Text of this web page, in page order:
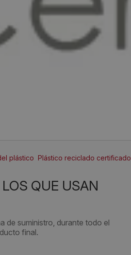
plástico Plástico reciclado certificado
de suministro, durante todo el
final.